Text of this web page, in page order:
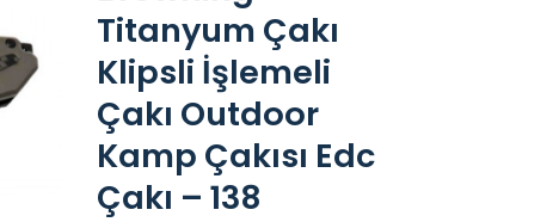
Titanyum Çakı
Klipsli İşlemeli
Çakı Outdoor
Kamp Çakısı Edc
Çakı – 138